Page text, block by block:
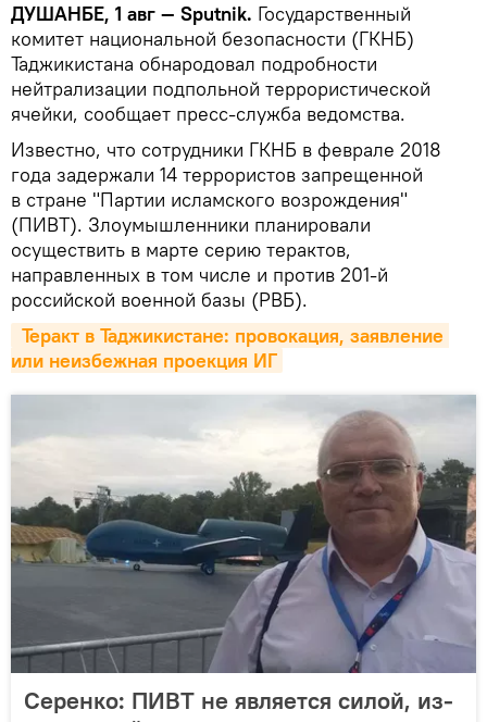
ДУШАНБЕ, 1 авг — Sputnik. Государственный
комитет национальной безопасности (ГКНБ)
Таджикистана обнародовал подробности
нейтрализации подпольной террористической
ячейки, сообщает пресс-служба ведомства.
Известно, что сотрудники ГКНБ в феврале 2018
года задержали 14 террористов запрещенной
в стране "Партии исламского возрождения"
(ПИВТ). Злоумышленники планировали
осуществить в марте серию терактов,
направленных в том числе и против 201-й
российской военной базы (РВБ).
или неизбежная проекция ИГ
Серенко: ПИВТ не является силой, из-